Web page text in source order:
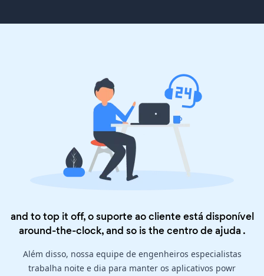
and to top it off, o suporte ao cliente está disponível
around-the-clock, and so is thecentro de ajuda .
Além disso, nossa equipe de engenheiros especialistas
trabalha noite e dia para manter os aplicativos powr